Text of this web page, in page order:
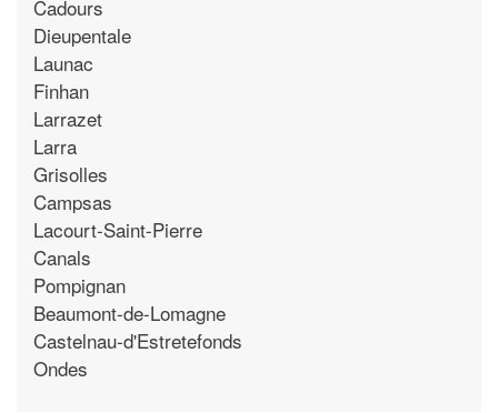
Cadours
Dieupentale
Launac
Finhan
Larrazet
Larra
Grisolles
Campsas
Lacourt-Saint-Pierre
Canals
Pompignan
Beaumont-de-Lomagne
Castelnau-d'Estretefonds
Ondes